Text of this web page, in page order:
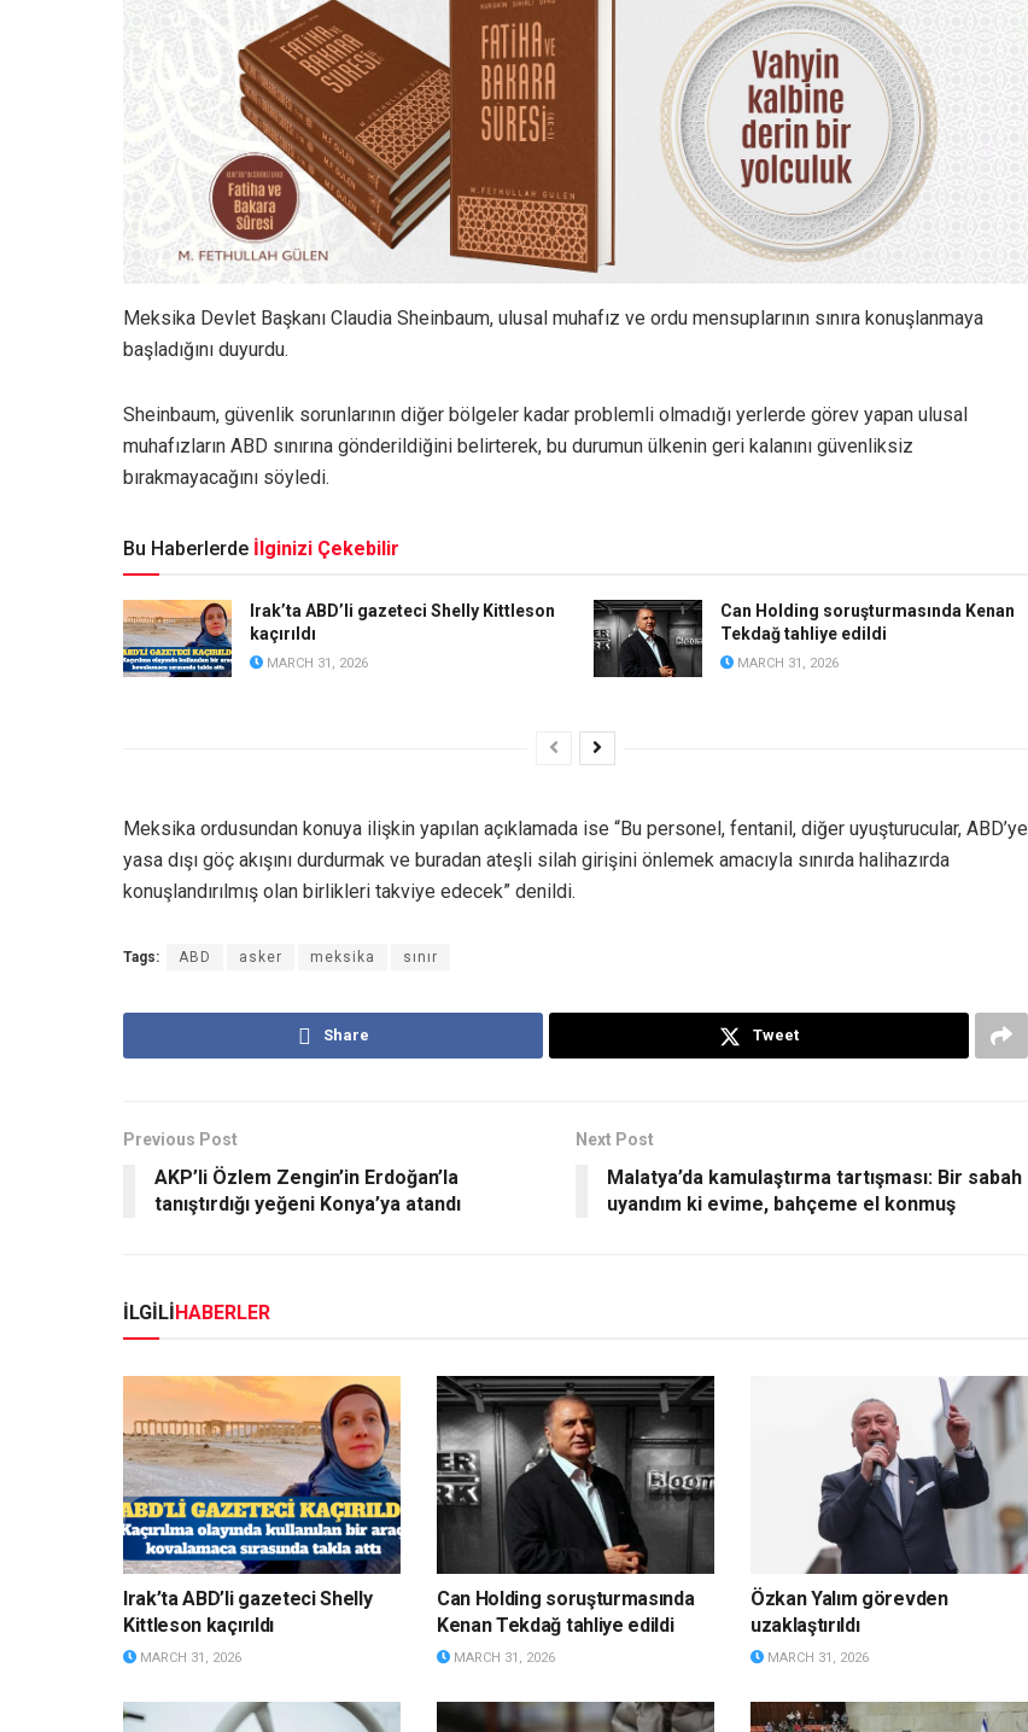
Meksika Devlet Başkanı Claudia Sheinbaum, ulusal muhafız ve ordu mensuplarının sınıra konuşlanmaya
başladığını duyurdu.
Sheinbaum, güvenlik sorunlarının diğer bölgeler kadar problemli olmadığı yerlerde görev yapan ulusal
muhafızların ABD sınırına gönderildiğini belirterek, bu durumun ülkenin geri kalanını güvenliksiz
bırakmayacağını söyledi.
Bu Haberlerde İlginizi Çekebilir
Irak’ta ABD’li gazeteci Shelly Kittleson
kaçırıldı
MARCH 31, 2026
Can Holding soruşturmasında Kenan
Tekdağ tahliye edildi
MARCH 31, 2026
Meksika ordusundan konuya ilişkin yapılan açıklamada ise “Bu personel, fentanil, diğer uyuşturucular, ABD’ye
yasa dışı göç akışını durdurmak ve buradan ateşli silah girişini önlemek amacıyla sınırda halihazırda
konuşlandırılmış olan birlikleri takviye edecek” denildi.
Tags: ABD asker meksika sınır
Share Tweet
Previous Post
AKP’li Özlem Zengin’in Erdoğan’la
tanıştırdığı yeğeni Konya’ya atandı
Next Post
Malatya’da kamulaştırma tartışması: Bir sabah
uyandım ki evime, bahçeme el konmuş
İLGİLİHABERLER
Irak’ta ABD’li gazeteci Shelly
Kittleson kaçırıldı
MARCH 31, 2026
Can Holding soruşturmasında
Kenan Tekdağ tahliye edildi
MARCH 31, 2026
Özkan Yalım görevden
uzaklaştırıldı
MARCH 31, 2026